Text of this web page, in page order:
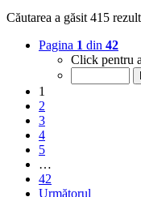
Căutarea a găsit 415
Pagina 1 din 42
Click pentru
1
2
3
4
5
…
42
Următorul